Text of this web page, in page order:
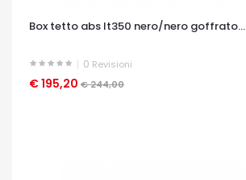
Box tetto abs lt350 nero/nero goffrato...
0 Revisioni
€ 195,20 € 244,00
OCCHIATA VELOCE